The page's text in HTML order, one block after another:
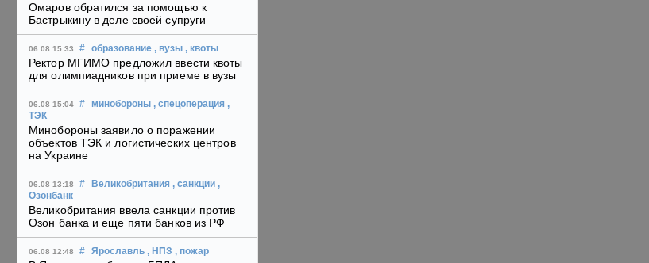
Омаров обратился за помощью к
Бастрыкину в деле своей супруги
06.08 15:33 # образование , вузы , квоты
Ректор МГИМО предложил ввести квоты
для олимпиадников при приеме в вузы
06.08 15:04 # минобороны , спецоперация ,
ТЭК
Минобороны заявило о поражении
объектов ТЭК и логистических центров
на Украине
06.08 13:18 # Великобритания , санкции ,
Озонбанк
Великобритания ввела санкции против
Озон банка и еще пяти банков из РФ
06.08 12:48 # Ярославль , НПЗ , пожар